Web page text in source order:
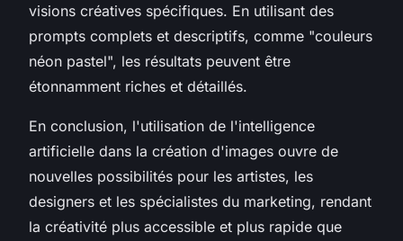
visions créatives spécifiques. En utilisant des
prompts complets et descriptifs, comme "couleurs
néon pastel", les résultats peuvent être
étonnamment riches et détaillés.
En conclusion, l'utilisation de l'intelligence
artificielle dans la création d'images ouvre de
nouvelles possibilités pour les artistes, les
designers et les spécialistes du marketing, rendant
la créativité plus accessible et plus rapide que